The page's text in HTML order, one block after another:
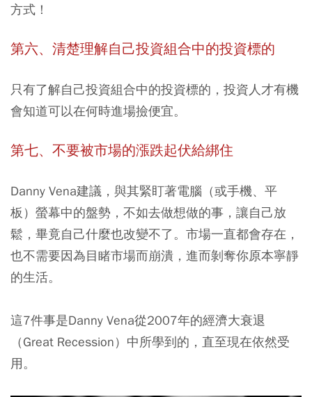
方式！
第六、清楚理解自己投資組合中的投資標的
只有了解自己投資組合中的投資標的，投資人才有機
會知道可以在何時進場撿便宜。
第七、不要被市場的漲跌起伏給綁住
Danny Vena建議，與其緊盯著電腦（或手機、平
板）螢幕中的盤勢，不如去做想做的事，讓自己放
鬆，畢竟自己什麼也改變不了。市場一直都會存在，
也不需要因為目睹市場而崩潰，進而剝奪你原本寧靜
的生活。
這7件事是Danny Vena從2007年的經濟大衰退
（Great Recession）中所學到的，直至現在依然受
用。